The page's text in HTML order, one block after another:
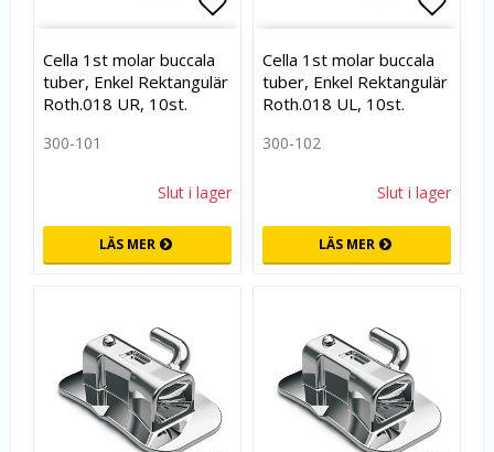
Lägg till i favoritlistan
Cella 1st molar buccala
tuber, Enkel Rektangulär
Roth.018 UR, 10st.
300-101
Slut i lager
LÄS MER
Cella 1st molar buccala
tuber, Enkel Rektangulär
Roth.018 UL, 10st.
300-102
Slut i lager
LÄS MER